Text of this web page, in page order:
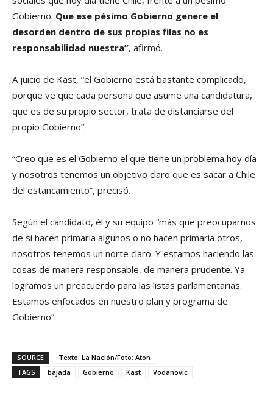
Gobierno. Que ese pésimo Gobierno genere el
desorden dentro de sus propias filas no es
responsabilidad nuestra”, afirmó.
A juicio de Kast, “el Gobierno está bastante complicado,
porque ve que cada persona que asume una candidatura,
que es de su propio sector, trata de distanciarse del
propio Gobierno”.
“Creo que es el Gobierno el que tiene un problema hoy día
y nosotros tenemos un objetivo claro que es sacar a Chile
del estancamiento”, precisó.
Según el candidato, él y su equipo “más que preocuparnos
de si hacen primaria algunos o no hacen primaria otros,
nosotros tenemos un norte claro. Y estamos haciendo las
cosas de manera responsable, de manera prudente. Ya
logramos un preacuerdo para las listas parlamentarias.
Estamos enfocados en nuestro plan y programa de
Gobierno”.
SOURCE
Texto: La Nación/Foto: Aton
TAGS
bajada Gobierno Kast Vodanovic